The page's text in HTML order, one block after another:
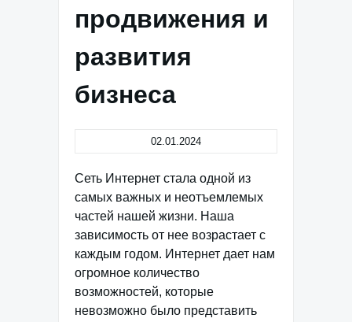
продвижения и
развития
бизнеса
02.01.2024
Сеть Интернет стала одной из
самых важных и неотъемлемых
частей нашей жизни. Наша
зависимость от нее возрастает с
каждым годом. Интернет дает нам
огромное количество
возможностей, которые
невозможно было представить